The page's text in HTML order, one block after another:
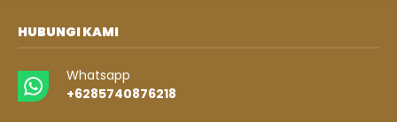
HUBUNGI KAMI
Whatsapp
+6285740876218